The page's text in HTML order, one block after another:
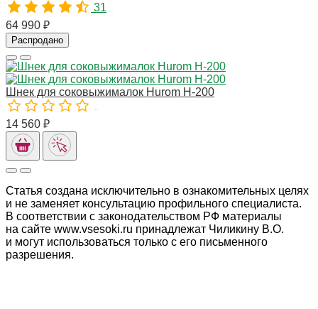
31
64 990 ₽
Распродано
Шнек для соковыжималок Hurom H-200
14 560 ₽
Статья создана исключительно в ознакомительных целях
и не заменяет консультацию профильного специалиста.
В соответствии с законодательством РФ материалы
на сайте www.vsesoki.ru принадлежат Чиликину В.О.
и могут использоваться только с его письменного
разрешения.